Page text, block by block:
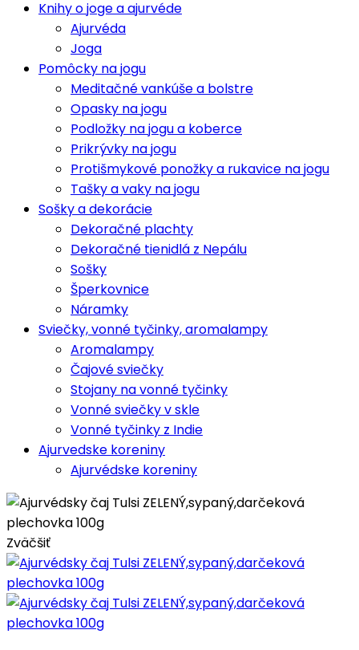
Knihy o joge a ajurvéde
Ajurvéda
Joga
Pomôcky na jogu
Meditačné vankúše a bolstre
Opasky na jogu
Podložky na jogu a koberce
Prikrývky na jogu
Protišmykové ponožky a rukavice na jogu
Tašky a vaky na jogu
Sošky a dekorácie
Dekoračné plachty
Dekoračné tienidlá z Nepálu
Sošky
Šperkovnice
Náramky
Sviečky, vonné tyčinky, aromalampy
Aromalampy
Čajové sviečky
Stojany na vonné tyčinky
Vonné sviečky v skle
Vonné tyčinky z Indie
Ajurvedske koreniny
Ajurvédske koreniny
Zväčšiť